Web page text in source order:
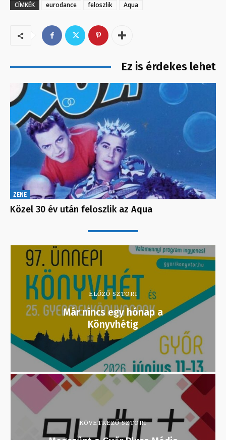
CÍMKÉK eurodance feloszlik Aqua
Ez is érdekes lehet
ZENE
Közel 30 év után feloszlik az Aqua
ELŐZŐ SZTORI
Már nincs egy hónap a
Könyvhétig
KÖVETKEZŐ SZTORI